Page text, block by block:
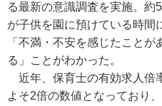
る最新の意識調査を実施。約
が子供を園に預けている時間
「不満・不安を感じたことが
る」ことがわかった。
近年、保育士の有効求人倍
よそ2倍の数値となっており